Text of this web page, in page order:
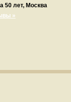
50 лет, Москва
»